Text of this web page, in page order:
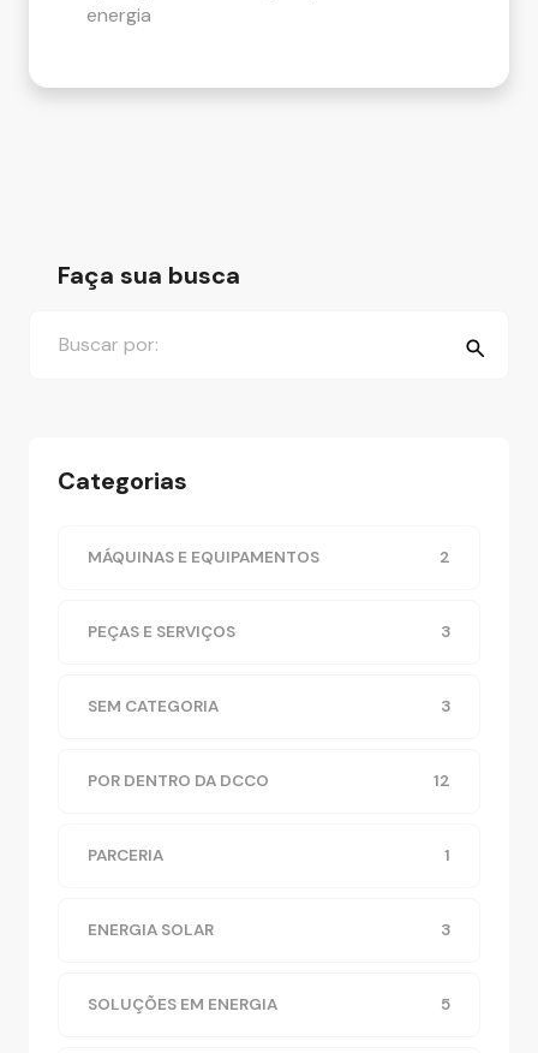
energia
Faça sua busca
Categorias
MÁQUINAS E EQUIPAMENTOS 2
PEÇAS E SERVIÇOS 3
SEM CATEGORIA 3
POR DENTRO DA DCCO 12
PARCERIA 1
ENERGIA SOLAR 3
SOLUÇÕES EM ENERGIA 5